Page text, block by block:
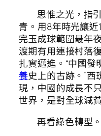
思惟之光，指
青。用8年時光讓近
完玉成球範圍最年
渡期有用連接村落
扎實邁進。“中國發
養史上的古跡。”
現，中國的成長不
世界，是對全球減
再看綠色轉型。